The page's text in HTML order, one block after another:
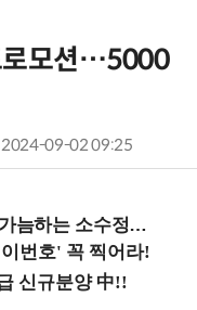
로모션…5000
2024-09-02 09:25
워크숍 (8/28 신논현역)